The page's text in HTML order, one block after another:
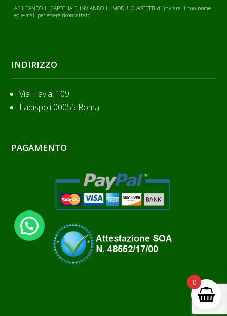
ABILITANDO IL CAPTCHA E INVIANDO IL MODULO ACCETTI di inviare il tuo nome
ed e-mail per essere ricontattato.
INDIRIZZO
Via Flavia, 109
Ladispoli 00055 Roma
PAGAMENTO
0